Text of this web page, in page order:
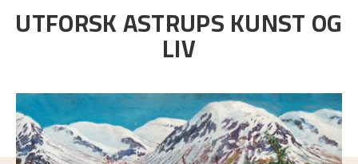
UTFORSK ASTRUPS KUNST OG
LIV